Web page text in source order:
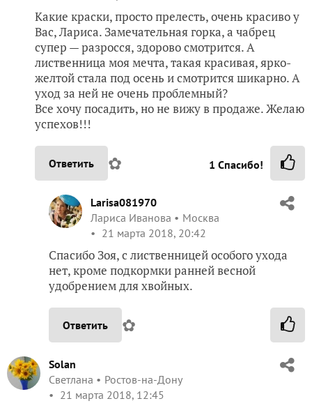
Какие краски, просто прелесть, очень красиво у
Вас, Лариса. Замечательная горка, а чабрец
супер — разросся, здорово смотрится. А
лиственница моя мечта, такая красивая, ярко-
желтой стала под осень и смотрится шикарно. А
уход за ней не очень проблемный?
Все хочу посадить, но не вижу в продаже. Желаю
успехов!!!
Ответить ✿ 1 Спасибо!
Larisa081970
Лариса Иванова
Москва
21 марта 2018, 20:42
Спасибо Зоя, с лиственницей особого ухода
нет, кроме подкормки ранней весной
удобрением для хвойных.
Ответить ✿
Solan
Светлана
Ростов-на-Дону
21 марта 2018, 12:45